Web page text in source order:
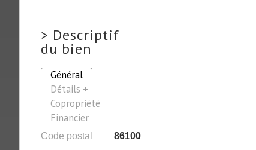
> Descriptif
du bien
Général
Détails +
Copropriété
Financier
Code postal
86100